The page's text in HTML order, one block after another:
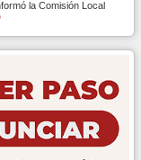
la Comisión Local